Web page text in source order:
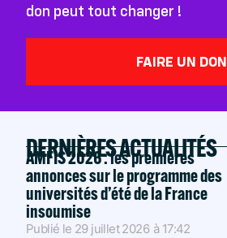
don peut tout changer !
FAIRE UN DON
DERNIÈRES ACTUALITÉS
AMFIS 2026 : les premières
annonces sur le programme des
universités d’été de la France
insoumise
Publié le 29 juillet 2026 à 17:42